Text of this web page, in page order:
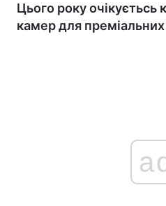
Цього року очікуєтьсь
камер для